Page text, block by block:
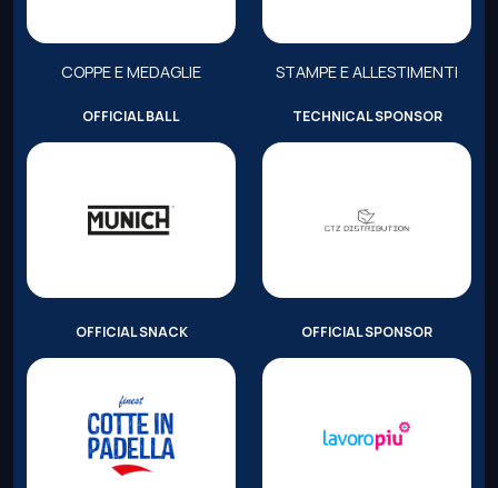
COPPE E MEDAGLIE STAMPE E ALLESTIMENTI
OFFICIAL BALL TECHNICAL SPONSOR
OFFICIAL SNACK OFFICIAL SPONSOR